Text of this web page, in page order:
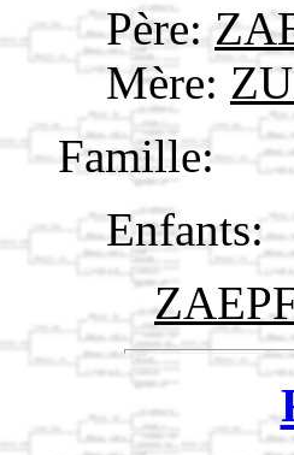
Père:
Mère:
Famille:
Enfants: